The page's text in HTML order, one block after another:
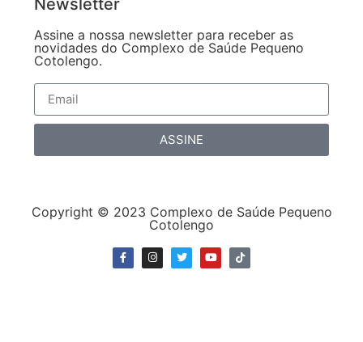
Assine a nossa newsletter para receber as
novidades do Complexo de Saúde Pequeno
Cotolengo.
ASSINE
Copyright © 2023 Complexo de Saúde Pequeno
Cotolengo